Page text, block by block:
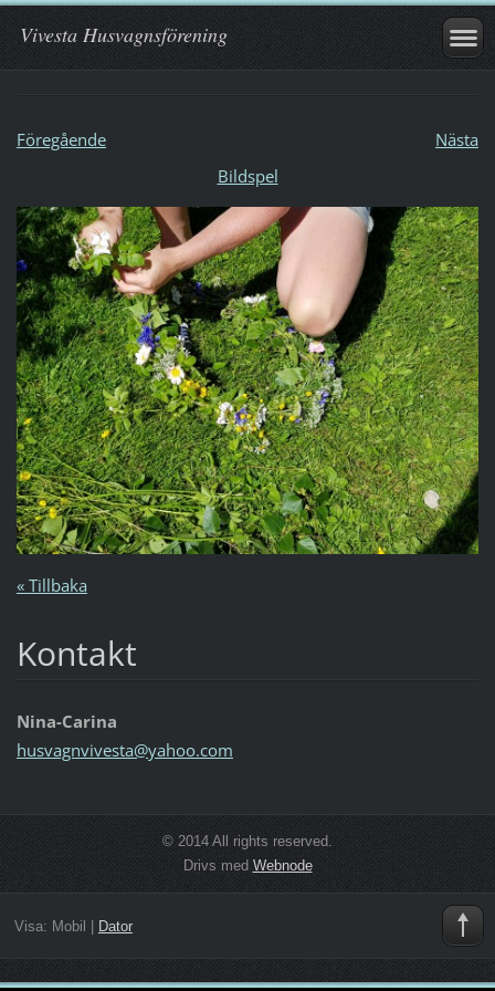
Vivesta Husvagnsförening
Föregående
Nästa
Bildspel
« Tillbaka
Kontakt
Nina-Carina
husvagnvivesta@yahoo.com
© 2014 All rights reserved.
Drivs med Webnode
Visa: Mobil Dator